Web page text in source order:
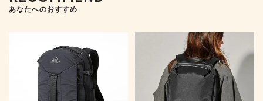
あなたへのおすすめ